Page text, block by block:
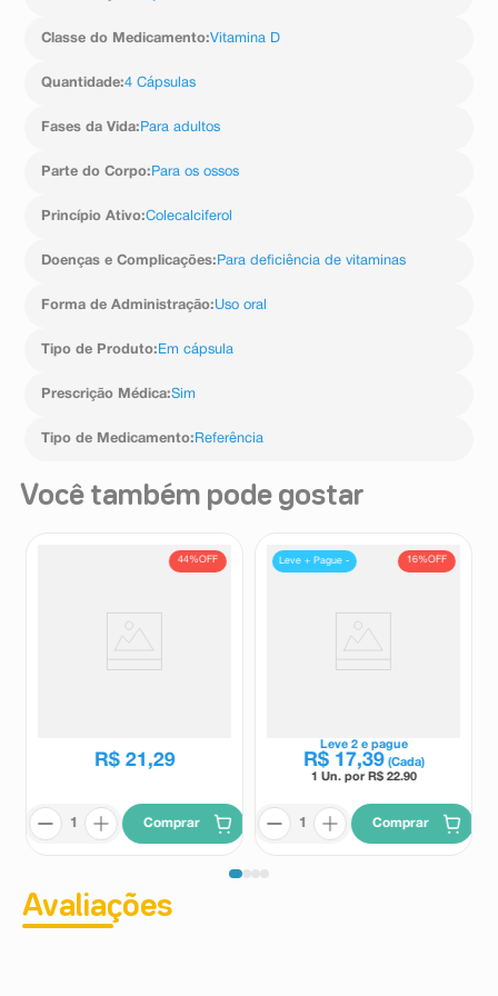
Classe do Medicamento:Vitamina D
Quantidade:4 Cápsulas
Fases da Vida: Para adultos
Parte do Corpo: Para os ossos
Princípio Ativo:Colecalciferol
Doenças e Complicações: Para deficiência de vitaminas
Forma de Administração:Uso oral
Tipo de Produto: Em cápsula
Prescrição Médica:Sim
Tipo de Medicamento: Referência
Você também pode gostar
44%OFF
R$ 21 ,29
Comprar
16%OFF
Leve + Pague -
Leve 2e pague
R$ 17,39 (Cada)
1 Un. por R$ 22.90
Comprar
Avaliações